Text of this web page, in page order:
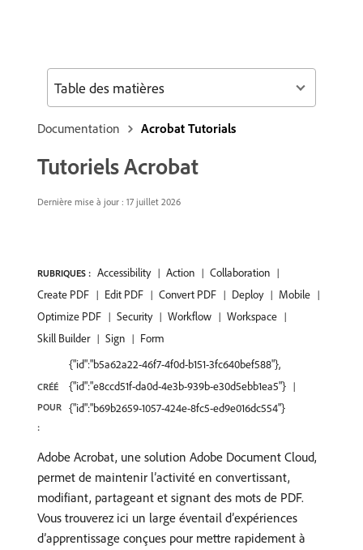
Documentation Acrobat Tutorials
Tutoriels Acrobat
Dernière mise à jour : 17 juillet 2026
RUBRIQUES : Accessibility Action
Collaboration
Create PDF
Edit PDF Convert PDF Deploy
Mobile
Optimize PDF
Security Workflow
Workspace
Skill Builder
Sign Form
CRÉÉ
POUR
:
{"id":"b5a62a22-46f7-4f0d-b151-3fc640bef588"},
{"id":"e8ccd51f-da0d-4e3b-939b-e30d5ebb1ea5"}
{"id":"b69b2659-1057-424e-8fc5-ed9e016dc554"}
Adobe Acrobat, une solution Adobe Document Cloud,
permet de maintenir l’activité en convertissant,
modifiant, partageant et signant des mots de PDF.
Vous trouverez ici un large éventail d’expériences
d’apprentissage conçues pour mettre rapidement à
Table des matières